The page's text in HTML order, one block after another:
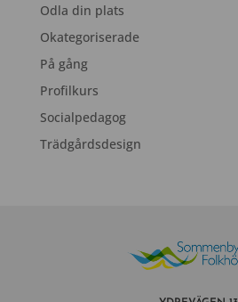
Odla din plats
Okategoriserade
På gång
Profilkurs
Socialpedagog
Trädgårdsdesign